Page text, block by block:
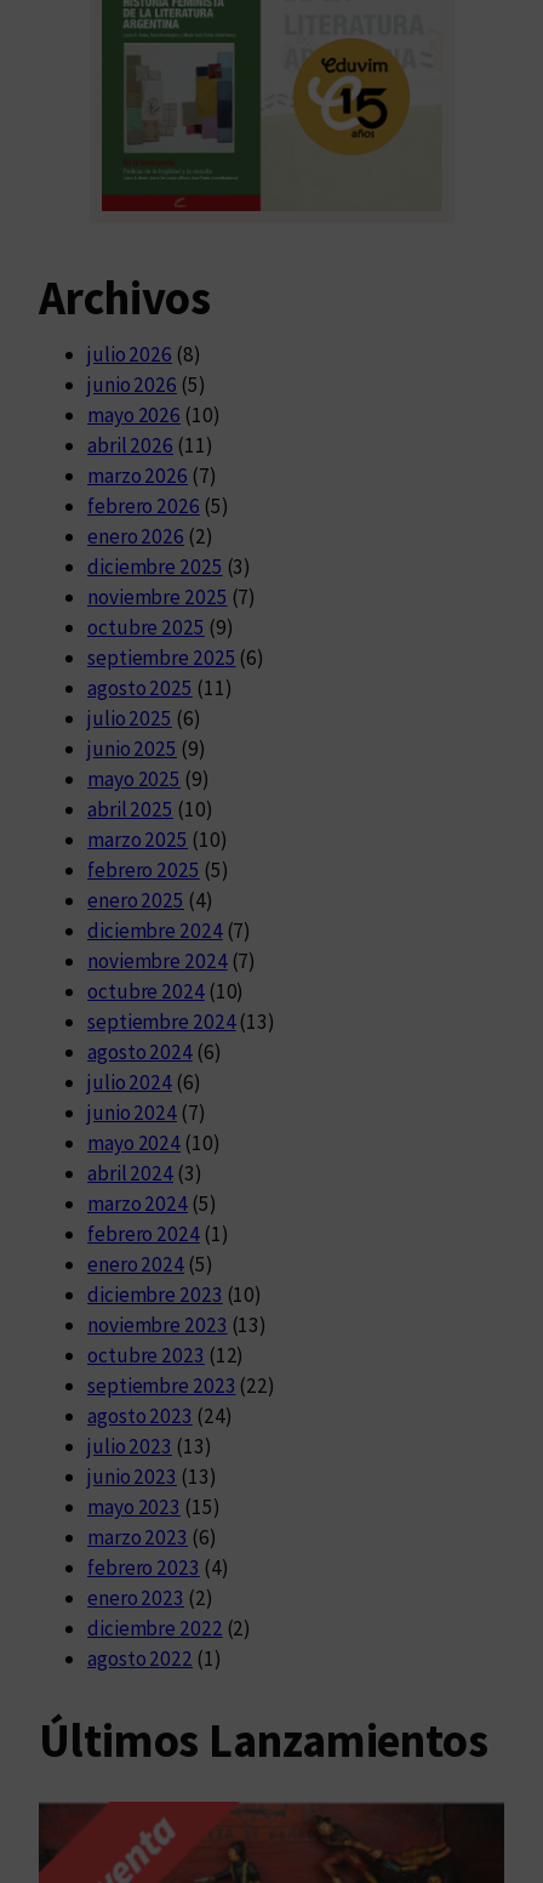
Archivos
julio 2026 (8)
junio 2026 (5)
mayo 2026 (10)
abril 2026 (11)
marzo 2026 (7)
febrero 2026 (5)
enero 2026 (2)
diciembre 2025 (3)
noviembre 2025 (7)
octubre 2025 (9)
septiembre 2025 (6)
agosto 2025 (11)
julio 2025 (6)
junio 2025 (9)
mayo 2025 (9)
abril 2025 (10)
marzo 2025 (10)
febrero 2025 (5)
enero 2025 (4)
diciembre 2024(7)
noviembre 2024(7)
octubre 2024(10)
septiembre 2024(13)
agosto 2024(6)
julio 2024 (6)
junio 2024 (7)
mayo 2024 (10)
abril 2024 (3)
marzo 2024 (5)
febrero 2024(1)
enero 2024 (5)
diciembre 2023 (10)
noviembre 2023 (13)
octubre 2023 (12)
septiembre 2023 (22)
agosto 2023 (24)
julio 2023 (13)
junio 2023 (13)
mayo 2023 (15)
marzo 2023 (6)
febrero 2023 (4)
enero 2023 (2)
diciembre 2022 (2)
agosto 2022 (1)
Últimos Lanzamientos